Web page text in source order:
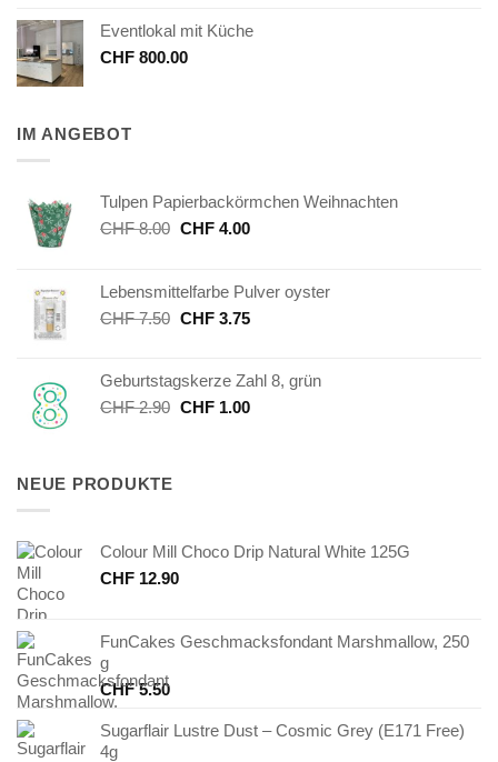
Eventlokal mit Küche
CHF 800.00
IM ANGEBOT
Tulpen Papierbackörmchen Weihnachten
CHF8.00 Ursprünglicher
CHF 8.00
CHF4.00Aktueller
CHF 4.00.
Lebensmittelfarbe Pulver oyster
CHF7.50 Ursprünglicher
CHF 7.50
CHF3.75Aktueller
CHF 3.75.
Geburtstagskerze Zahl 8, grün
CHF2.90 Ursprünglicher
CHF1.00Aktueller
NEUE PRODUKTE
Colour Mill Choco Drip Natural White 125G
CHF 12.90
FunCakes Geschmacksfondant Marshmallow, 250
g
CHF5.50
Sugarflair Lustre Dust – Cosmic Grey (E171 Free)
4g